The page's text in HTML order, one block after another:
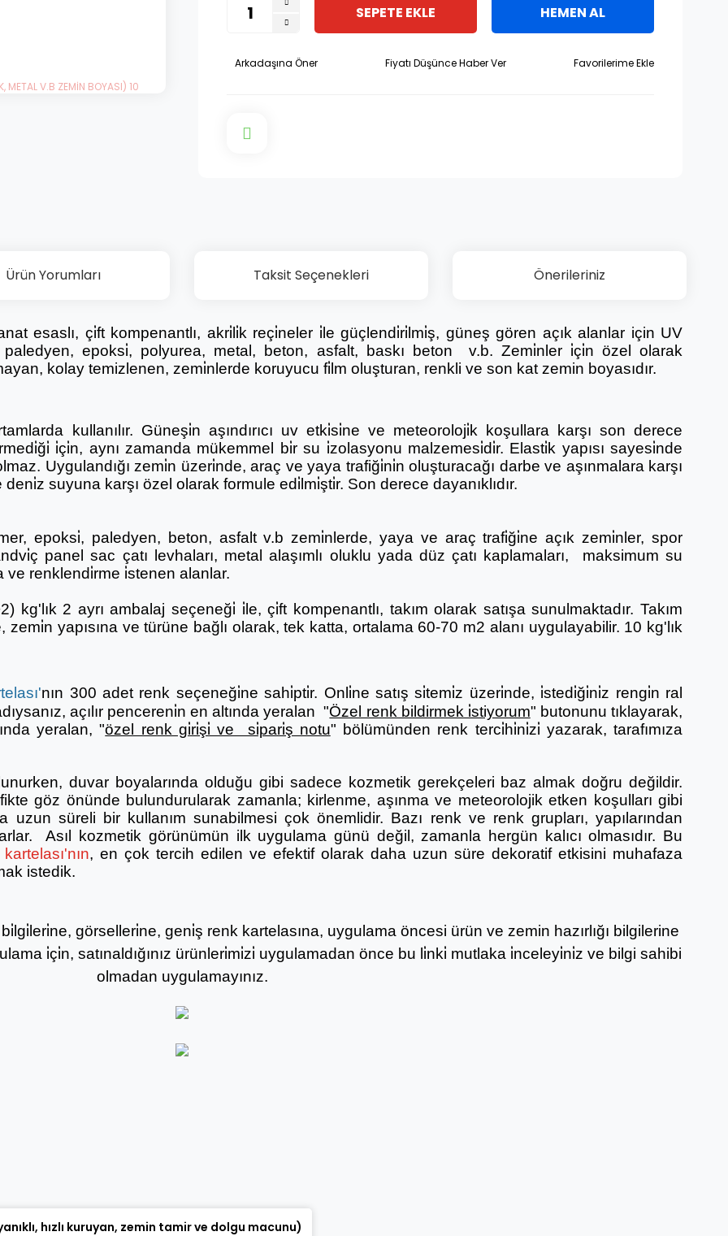
SEPETE EKLE HEMEN AL
Arkadaşına Öner Fiyatı Düşünce Haber Ver
Ürün Yorumları Taksit Seçenekleri Önerileriniz
esaslı, çi̇ft kompenantlı, akri̇li̇k reçi̇neler i̇le güçlendi̇ri̇lmi̇ş, güneş gören açık alanlar için UV
paledyen, epoksi̇, polyurea, metal, beton, asfalt, baskı beton v.b. Zemi̇nler i̇çi̇n özel olarak
kolay temizlenen, zemi̇nlerde koruyucu fi̇lm oluşturan, renkli ve son kat zemin boyasıdır.
kullanılır. Güneşi̇n aşındırıcı uv etki̇si̇ne ve meteoroloji̇k koşullara karşı son derece
i̇çi̇n, aynı zamanda mükemmel bi̇r su i̇zolasyonu malzemesi̇di̇r. Elasti̇k yapısı sayesi̇nde
Uygulandığı zemi̇n üzeri̇nde, araç ve yaya trafiği̇ni̇n oluşturacağı darbe ve aşınmalara karşı
suyuna karşı özel olarak formule edi̇lmi̇şti̇r. Son derece dayanıklıdır.
epoksi̇, paledyen, beton, asfalt v.b zemi̇nlerde, yaya ve araç trafi̇ği̇ne açık zemi̇nler, spor
panel sac çatı levhaları, metal alaşımlı oluklu yada düz çatı kaplamaları, maksimum su
ve renklendi̇rme i̇stenen alanlar.
kg'lık 2 ayrı ambalaj seçeneği̇ i̇le, çi̇ft kompenantlı, takım olarak satışa sunulmaktadır. Takım
zemi̇n yapısına ve türüne bağlı olarak, tek katta, ortalama 60-70 m2 alanı uygulayabilir. 10 kg'lık
nın 300 adet renk seçeneği̇ne sahi̇pti̇r. Onli̇ne satış si̇temi̇z üzeri̇nde, i̇stedi̇ği̇ni̇z rengi̇n ral
açılır pencereni̇n en altında yeralan "Özel renk bildirmek i̇stiyorum" butonunu tıklayarak,
yeralan, "özel renk gi̇ri̇şi̇ ve si̇pari̇ş notu" bölümünden renk terci̇hi̇ni̇zi̇ yazarak, tarafımıza
duvar boyalarında olduğu gibi sadece kozmetik gerekçeleri baz almak doğru değildir.
göz önünde bulundurularak zamanla; kirlenme, aşınma ve meteorolojik etken koşulları gibi
uzun süreli bir kullanım sunabilmesi çok önemlidir. Bazı renk ve renk grupları, yapılarından
Asıl kozmetik görünümün ilk uygulama günü değil, zamanla hergün kalıcı olmasıdır. Bu
, en çok tercih edilen ve efektif olarak daha uzun süre dekoratif etkisini muhafaza
istedik.
görselleri̇ne, geni̇ş renk kartelasına, uygulama öncesi ürün ve zemin hazırlığı bilgilerine
i̇çi̇n, satınaldığınız ürünleri̇mi̇zi̇ uygulamadan önce bu li̇nki̇ mutlaka i̇nceleyi̇ni̇z ve bilgi sahibi
olmadan uygulamayınız.
yetersiz gördüğünüz noktaları öneri formunu kullanarak tarafımıza iletebilirsiniz.
hızlı kuruyan, zemin tamir ve dolgu macunu)